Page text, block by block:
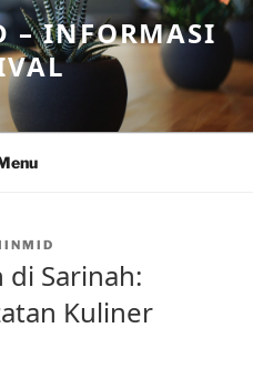
– INFORMASI
di Sarinah:
Kuliner